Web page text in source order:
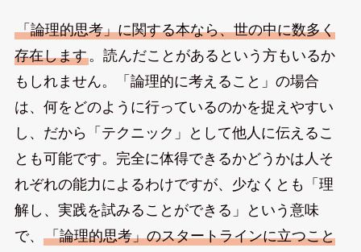
「論理的思考」に関する本なら、世の中に数多く
存在します。読んだことがあるという方もいるか
もしれません。「論理的に考えること」の場合
は、何をどのように行っているのかを捉えやすい
し、だから「テクニック」として他人に伝えるこ
とも可能です。完全に体得できるかどうかは人そ
れぞれの能力によるわけですが、少なくとも「理
解し、実践を試みることができる」という意味
で、 「論理的思考」のスタートラインに立つこと